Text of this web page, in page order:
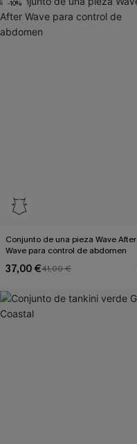
-10%
Conjunto de una pieza Wave After
Wave para control de abdomen
37,00 €41,00 €